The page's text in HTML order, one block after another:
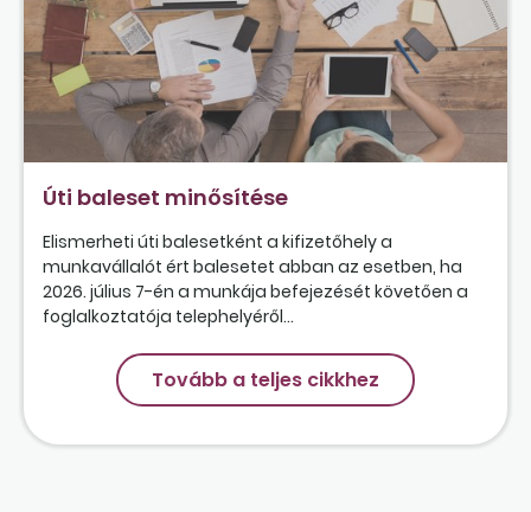
Úti baleset minősítése
Elismerheti úti balesetként a kifizetőhely a
munkavállalót ért balesetet abban az esetben, ha
2026. július 7-én a munkája befejezését követően a
foglalkoztatója telephelyéről...
Tovább a teljes cikkhez